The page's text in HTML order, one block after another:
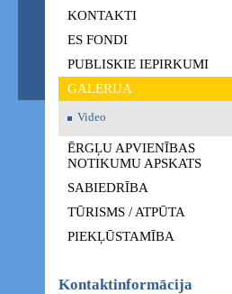
KONTAKTI
ES FONDI
PUBLISKIE IEPIRKUMI
GALERIJA
Video
ĒRGĻU APVIENĪBAS
NOTIKUMU APSKATS
SABIEDRĪBA
TŪRISMS / ATPŪTA
PIEKĻŪSTAMĪBA
Kontaktinformācija